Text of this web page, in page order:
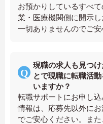
お預かりしているすべ
業・医療機関側に開示
一切ありませんのでご安
現職の求人も見つ
とで現職に転職活
いますか？
転職サポートにお申し
情報は、応募先以外に
でご安心ください。ま